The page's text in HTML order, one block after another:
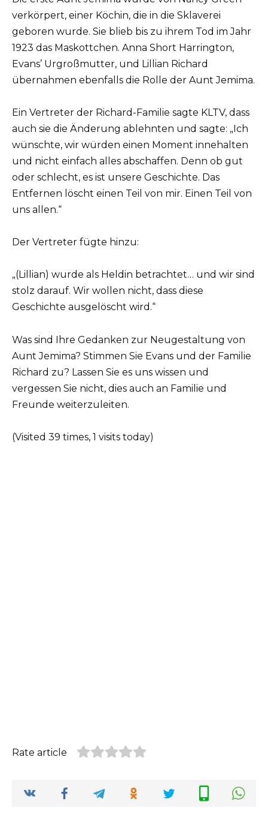
verkörpert, einer Köchin, die in die Sklaverei
geboren wurde. Sie blieb bis zu ihrem Tod im Jahr
1923 das Maskottchen. Anna Short Harrington,
Evans’ Urgroßmutter, und Lillian Richard
übernahmen ebenfalls die Rolle der Aunt Jemima.
Ein Vertreter der Richard-Familie sagte KLTV, dass
auch sie die Änderung ablehnten und sagte: „Ich
wünschte, wir würden einen Moment innehalten
und nicht einfach alles abschaffen. Denn ob gut
oder schlecht, es ist unsere Geschichte. Das
Entfernen löscht einen Teil von mir. Einen Teil von
uns allen.“
Der Vertreter fügte hinzu:
„(Lillian) wurde als Heldin betrachtet… und wir sind
stolz darauf. Wir wollen nicht, dass diese
Geschichte ausgelöscht wird.“
Was sind Ihre Gedanken zur Neugestaltung von
Aunt Jemima? Stimmen Sie Evans und der Familie
Richard zu? Lassen Sie es uns wissen und
vergessen Sie nicht, dies auch an Familie und
Freunde weiterzuleiten.
(Visited 39 times, 1 visits today)
Rate article